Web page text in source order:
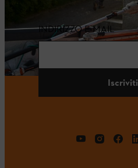
INDIRIZZO E-MAIL